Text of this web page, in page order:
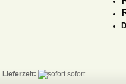
Lieferzeit: sofort